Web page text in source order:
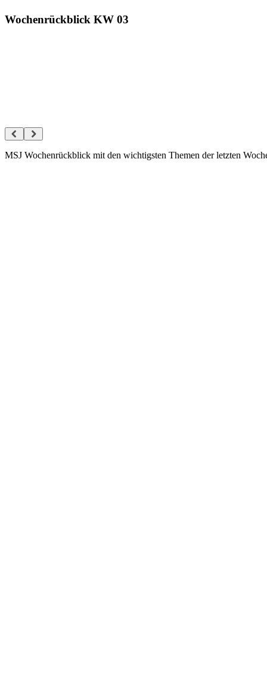
Wochenrückblick KW 03
MSJ Wochenrückblick mit den wichtigsten Themen der letzten